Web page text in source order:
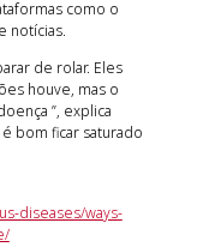
como o
notícias.
de rolar. Eles
houve, mas o
”, explica
bom ficar saturado
diseases/ways-